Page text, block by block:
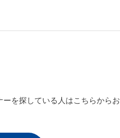
を探している人はこちらからお